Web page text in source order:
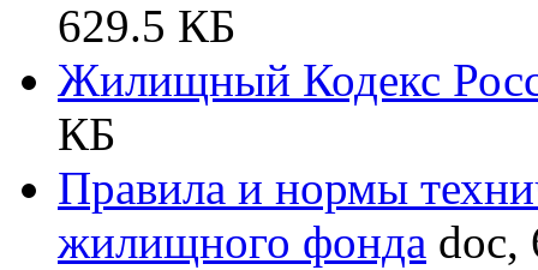
629.5 КБ
Жилищный Кодекс
КБ
Правила и нормы
жилищного фонда doc,